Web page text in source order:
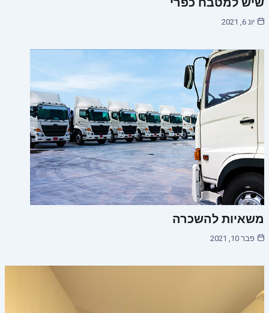
יונ 6, 2021
משאיות להשכרה
פבר 10, 2021